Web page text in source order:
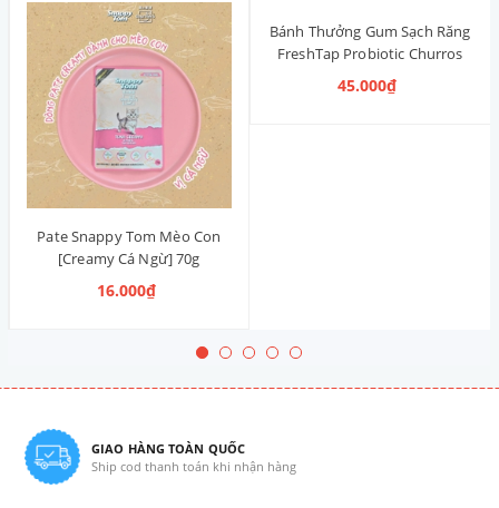
Pate Snappy Tom Mèo Con
[Creamy Cá Ngừ] 70g
16.000₫
Bánh Thưởng Gum Sạch Răng
FreshTap Probiotic Churros
Hàn Quốc 36g [4 Vị]
45.000₫
GIAO HÀNG TOÀN QUỐC
Ship cod thanh toán khi nhận hàng